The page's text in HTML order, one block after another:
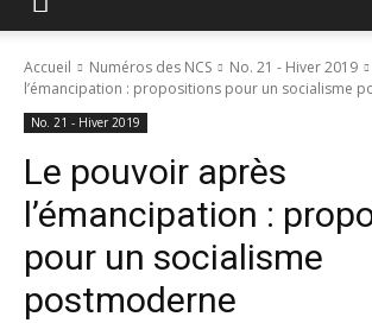
Accueil Numéros des NCS No. 21 - Hiver 2019
l’émancipation : propositions pour un socialisme
No. 21 - Hiver 2019
Le pouvoir après
l’émancipation :
pour un socialisme
postmoderne